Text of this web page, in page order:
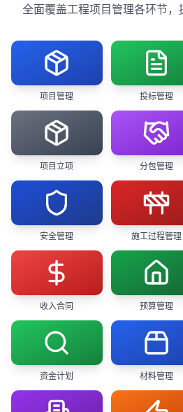
全面覆盖工程项目管理各环节，
项目管理 投标管理
项目立项 分包管理
安全管理 施工过程管理
收入合同 预算管理
资金计划 材料管理